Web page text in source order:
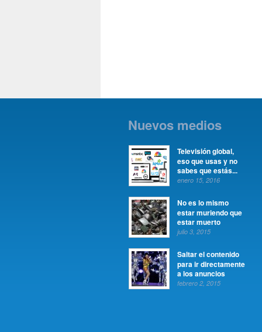
Nuevos medios
Televisión global,
eso que usas y no
sabes que estás...
enero 15, 2016
No es lo mismo
estar muriendo que
estar muerto
julio 3, 2015
Saltar el contenido
para ir directamente
a los anuncios
febrero 2, 2015